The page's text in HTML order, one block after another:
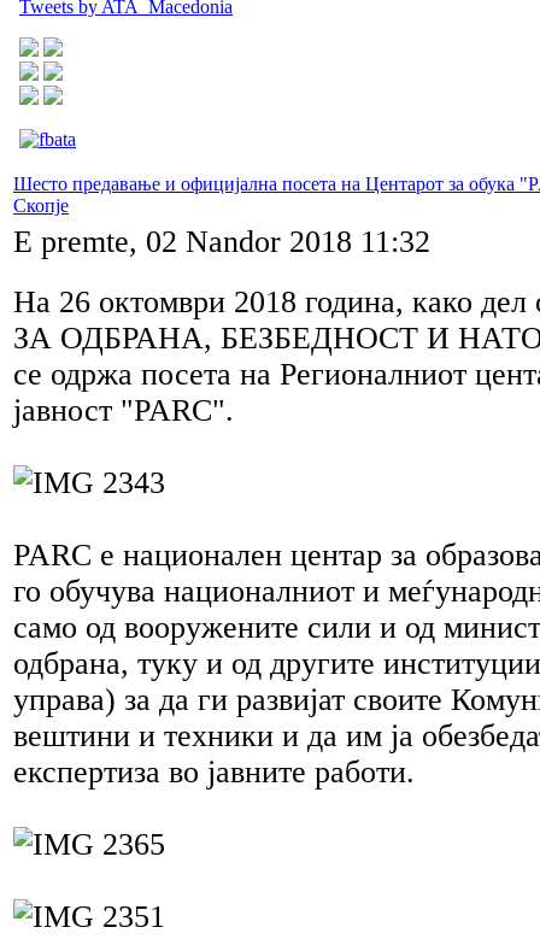
Tweets by ATA_Macedonia
Шесто предавање и официјална посета на Центарот за обука
Скопје
E premte, 02 Nandor 2018 11:32
На 26 октомври 2018 година, како
ЗА ОДБРАНА, БЕЗБЕДНОСТ И
се одржа посета на Регионалниот
јавност "PARC".
PARC е национален центар за
го обучува националниот и
само од вооружените сили и од
одбрана, туку и од другите
управа) за да ги развијат своите
вештини и техники и да им ја
експертиза во јавните работи.